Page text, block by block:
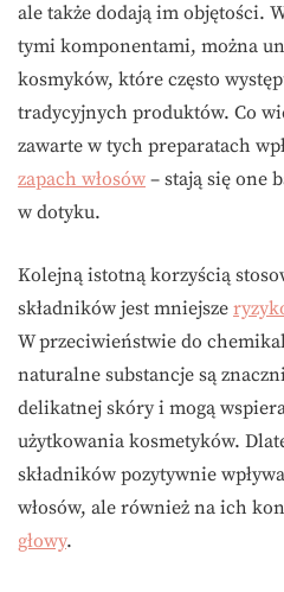
ale także dodają im objętości.
tymi komponentami, można
kosmyków, które często
tradycyjnych produktów. Co
zawarte w tych preparatach
zapach włosów – stają się one
w dotyku.
Kolejną istotną korzyścią
składników jest mniejsze
W przeciwieństwie do
naturalne substancje są
delikatnej skóry i mogą
użytkowania kosmetyków.
składników pozytywnie
włosów, ale również na ich
głowy.